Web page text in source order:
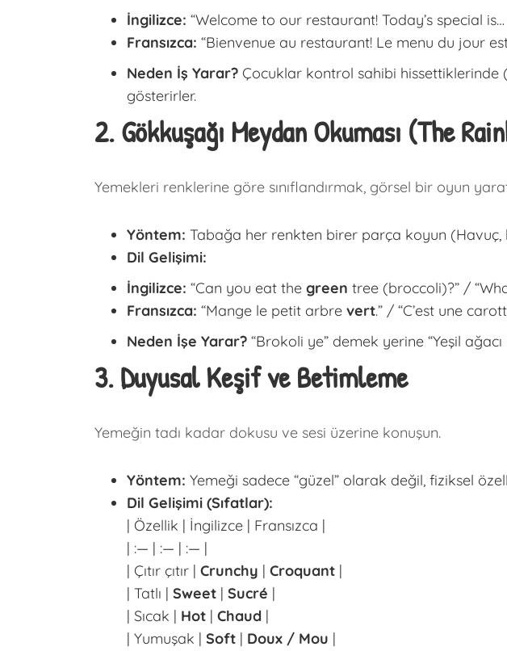
İngilizce: “Welcome to our restaurant! Today’s special
Fransızca: “Bienvenue au restaurant! Le menu du jour
Neden İş Yarar? Çocuklar kontrol sahibi hissettiklerinde
gösterirler.
2. Gökkuşağı Meydan Okuması (The
Yemekleri renklerine göre sınıflandırmak, görsel bir oyun
Yöntem: Tabağa her renkten birer parça koyun (Havuç,
Dil Gelişimi:
İngilizce: “Can you eat the green tree (broccoli)?” /
Fransızca: “Mange le petit arbre vert.” / “C’est une
Neden İşe Yarar? “Brokoli ye” demek yerine “Yeşil
3. Duyusal Keşif ve Betimleme
Yemeğin tadı kadar dokusu ve sesi üzerine konuşun.
Yöntem: Yemeği sadece “güzel” olarak değil, fiziksel
Dil Gelişimi (Sıfatlar):
| Özellik | İngilizce | Fransızca |
| :— | :— | :— |
| Çıtır çıtır | Crunchy | Croquant |
| Tatlı | Sweet | Sucré |
| Sıcak | Hot | Chaud |
| Yumuşak | Soft | Doux / Mou |